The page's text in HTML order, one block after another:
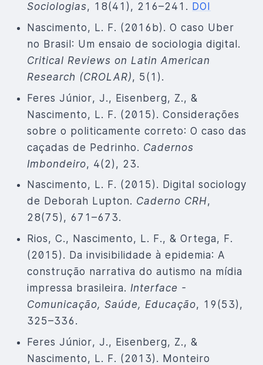
Sociologias, 18(41), 216–241. DOI
Nascimento, L. F. (2016b). O caso Uber
no Brasil: Um ensaio de sociologia digital.
Critical Reviews on Latin American
Research (CROLAR), 5(1).
Feres Júnior, J., Eisenberg, Z., &
Nascimento, L. F. (2015). Considerações
sobre o politicamente correto: O caso das
caçadas de Pedrinho. Cadernos
Imbondeiro, 4(2), 23.
Nascimento, L. F. (2015). Digital sociology
de Deborah Lupton. Caderno CRH,
28(75), 671–673.
Rios, C., Nascimento, L. F., & Ortega, F.
(2015). Da invisibilidade à epidemia: A
construção narrativa do autismo na mídia
impressa brasileira. Interface -
Comunicação, Saúde, Educação, 19(53),
325–336.
Feres Júnior, J., Eisenberg, Z., &
Nascimento, L. F. (2013). Monteiro